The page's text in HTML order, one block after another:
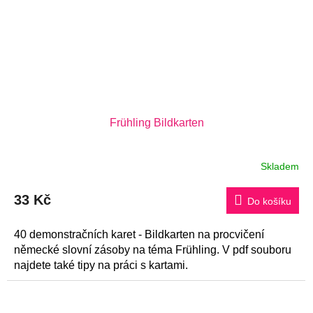
Frühling Bildkarten
Skladem
33 Kč Do košíku
40 demonstračních karet - Bildkarten na procvičení
německé slovní zásoby na téma Frühling. V pdf souboru
najdete také tipy na práci s kartami.